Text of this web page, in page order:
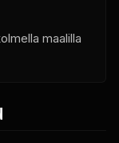
maalilla